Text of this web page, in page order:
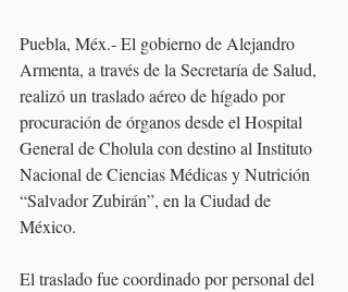
Puebla, Méx.- El gobierno de Alejandro
Armenta, a través de la Secretaría de Salud,
realizó un traslado aéreo de hígado por
procuración de órganos desde el Hospital
General de Cholula con destino al Instituto
Nacional de Ciencias Médicas y Nutrición
“Salvador Zubirán”, en la Ciudad de
México.
El traslado fue coordinado por personal del